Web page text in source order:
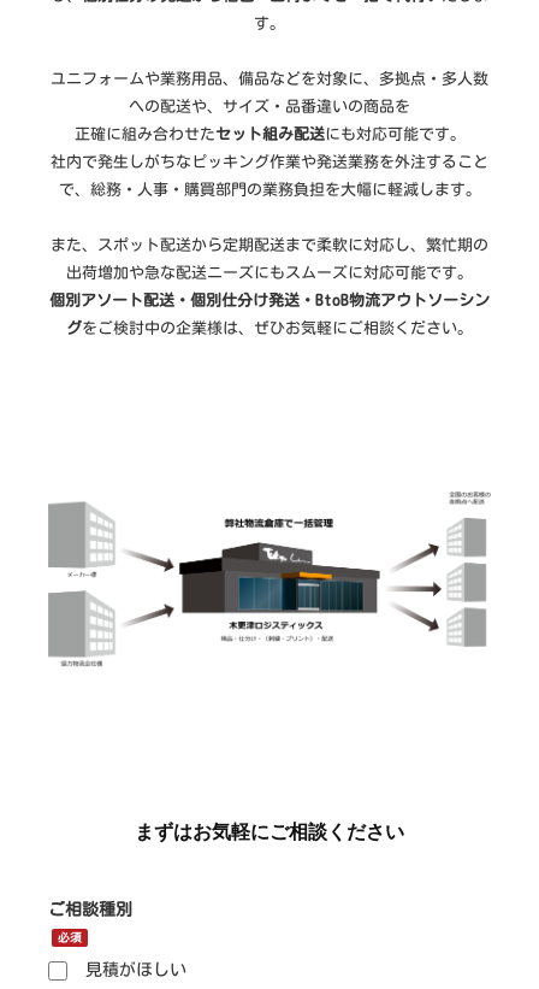
す。
ユニフォームや業務用品、備品などを対象に、多拠点・多人数
への配送や、サイズ・品番違いの商品を
正確に組み合わせたセット組み配送にも対応可能です。
社内で発生しがちなピッキング作業や発送業務を外注すること
で、総務・人事・購買部門の業務負担を大幅に軽減します。
また、スポット配送から定期配送まで柔軟に対応し、繁忙期の
出荷増加や急な配送ニーズにもスムーズに対応可能です。
個別アソート配送・個別仕分け発送・BtoB物流アウトソーシン
グをご検討中の企業様は、ぜひお気軽にご相談ください。
まずはお気軽にご相談ください
ご相談種別
必須
見積がほしい